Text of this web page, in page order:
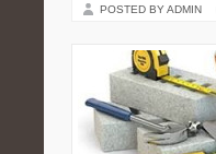
POSTED BY ADMIN